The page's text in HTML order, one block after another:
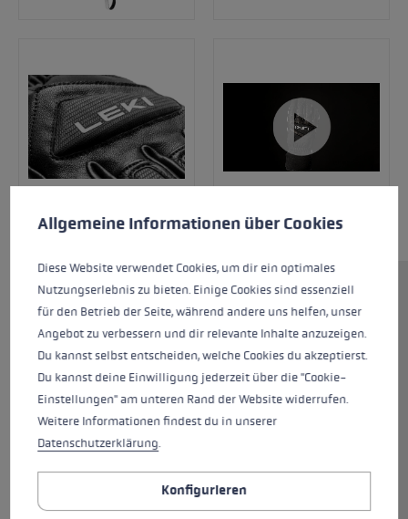
Der Griffin Pro 3D Women ist perfekt für
ambitionierte Skifahrerinnen, die einen
stabilen und schützenden Handschuh suchen,
da er einige Elemente der Rennhandschuhe
aufgreift. Die Außenhand besteht aus Premium
Ziegenleder, Softshell und Neopren, die
Innenhand ebenfalls aus 100% Ziegenleder mit
einem zusätzlichen Grip Patch aus Silicone
Nash. Das sorgt für einen hohen Tragekomfort
und gleichzeitig hohen Grip am Stock. Die
Cookie-Voreinstellungen
Allgemeine Informationen über Cookies
Diese Website verwendet Cookies, um dir ein optimales
Nutzungserlebnis zu bieten. Einige Cookies sind essenziell
für den Betrieb der Seite, während andere uns helfen, unser
Angebot zu verbessern und dir relevante Inhalte anzuzeigen.
Du kannst selbst entscheiden, welche Cookies du akzeptierst.
Du kannst deine Einwilligung jederzeit über die "Cookie-
Einstellungen" am unteren Rand der Website widerrufen.
Weitere Informationen findest du in unserer
Datenschutzerklärung.
Konfigurieren